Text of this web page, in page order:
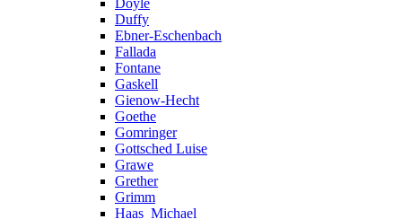
Duffy
Ebner-Eschenbach
Fallada
Fontane
Gaskell
Gienow-Hecht
Goethe
Gomringer
Gottsched Luise
Grawe
Grether
Grimm
Haas_Michael